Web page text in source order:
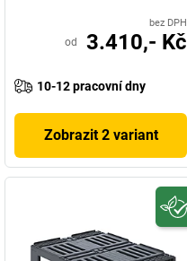
bez DPH
od 3.410,- Kč
10-12 pracovní dny
Zobrazit 2 variant